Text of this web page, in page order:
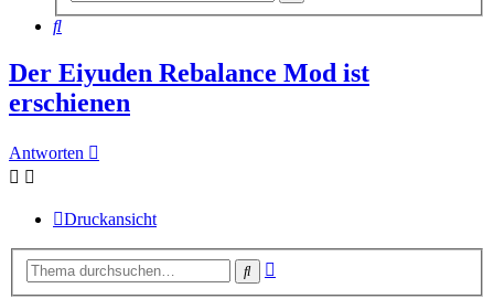
Suche
Der Eiyuden Rebalance Mod ist
erschienen
Antworten
Druckansicht
Suche